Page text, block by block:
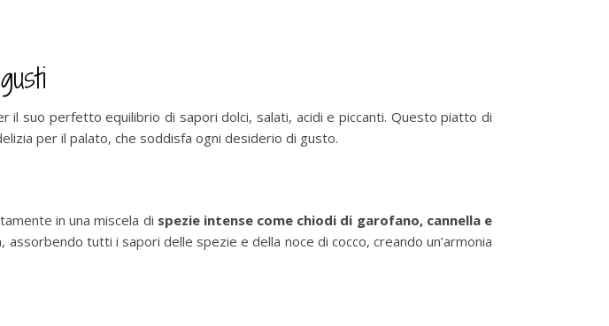
il suo perfetto equilibrio di sapori dolci, salati, acidi e piccanti. Questo piatto di
per il palato, che soddisfa ogni desiderio di gusto.
in una miscela di spezie intense come chiodi di garofano, cannella e
tutti i sapori delle spezie e della noce di cocco, creando un’armonia